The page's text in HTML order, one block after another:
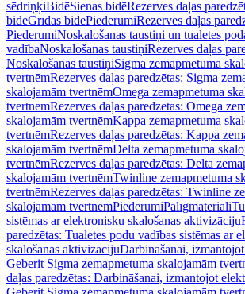
sēdriņķiBidēSienas bidēRezerves daļas
bidēGrīdas bidēPiederumiRezerves daļas
PiederumiNoskalošanas taustiņi un tualetes
vadībaNoskalošanas taustiņiRezerves daļas
Noskalošanas taustiņiSigma zemapmetuma
tvertnēmRezerves daļas paredzētas: Sigma
skalojamām tvertnēmOmega zemapmetuma
tvertnēmRezerves daļas paredzētas: Omega
skalojamām tvertnēmKappa zemapmetuma
tvertnēmRezerves daļas paredzētas: Kappa
skalojamām tvertnēmDelta zemapmetuma
tvertnēmRezerves daļas paredzētas: Delta
skalojamām tvertnēmTwinline zemapmetuma
tvertnēmRezerves daļas paredzētas: Twinline
skalojamām tvertnēmPiederumiPalīgmateriāli
sistēmas ar elektronisku skalošanas aktivizāciju
paredzētas: Tualetes podu vadības sistēmas ar
skalošanas aktivizācijuDarbināšanai,
Geberit Sigma zemapmetuma skalojamām
daļas paredzētas: Darbināšanai, izmantojot